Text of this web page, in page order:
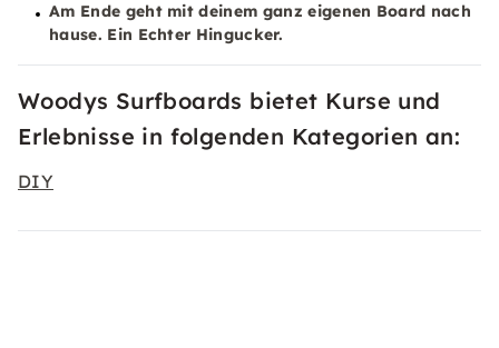
Am Ende geht mit deinem ganz eigenen Board nach
hause. Ein Echter Hingucker.
Woodys Surfboards bietet Kurse und
Erlebnisse in folgenden Kategorien an:
DIY